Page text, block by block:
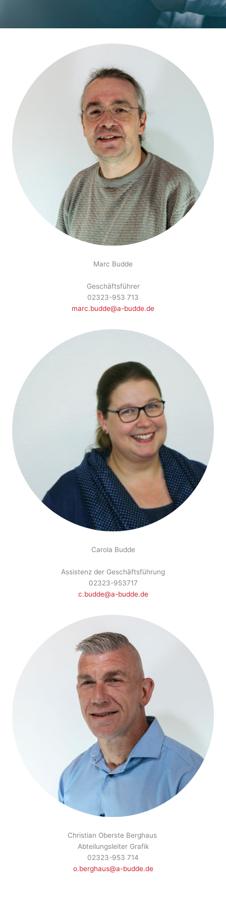
Marc Budde
Geschäftsführer
02323-953 713
marc.budde@a-budde.de
Carola Budde
Assistenz der Geschäftsführung
02323-953717
c.budde@a-budde.de
Christian Oberste Berghaus
Abteilungsleiter Grafik
02323-953 714
o.berghaus@a-budde.de